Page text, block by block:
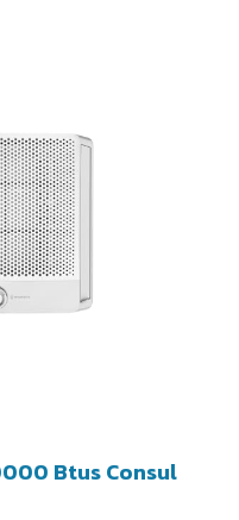
Btus Consul